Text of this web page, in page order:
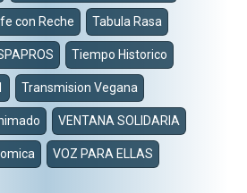
con Reche Tabula Rasa
Tiempo Historico
Transmision Vegana
VENTANA SOLIDARIA
VOZ PARA ELLAS